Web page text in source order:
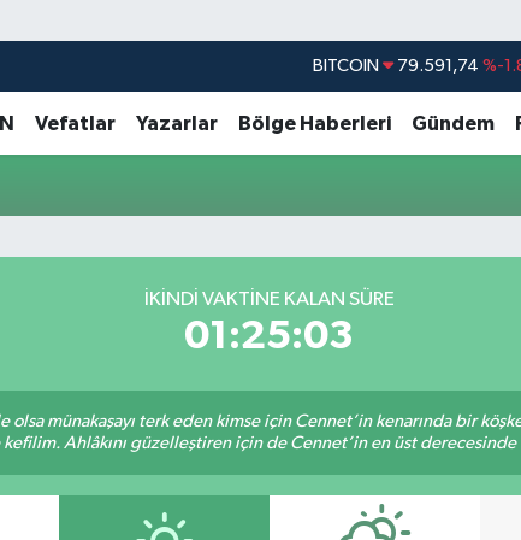
BITCOIN 79.591,74 %-
EURO 53,38690
BİST100
Vefatlar Yazarlar Bölge Haberleri Gündem
İKINDI VAKTİNE KALAN SÜRE
01:25:03
olsa münakaşayı terk eden kimse için Cennet’in kenarında bir
kefilim. Ahlâkını güzelleştiren için de Cennet’in en üst